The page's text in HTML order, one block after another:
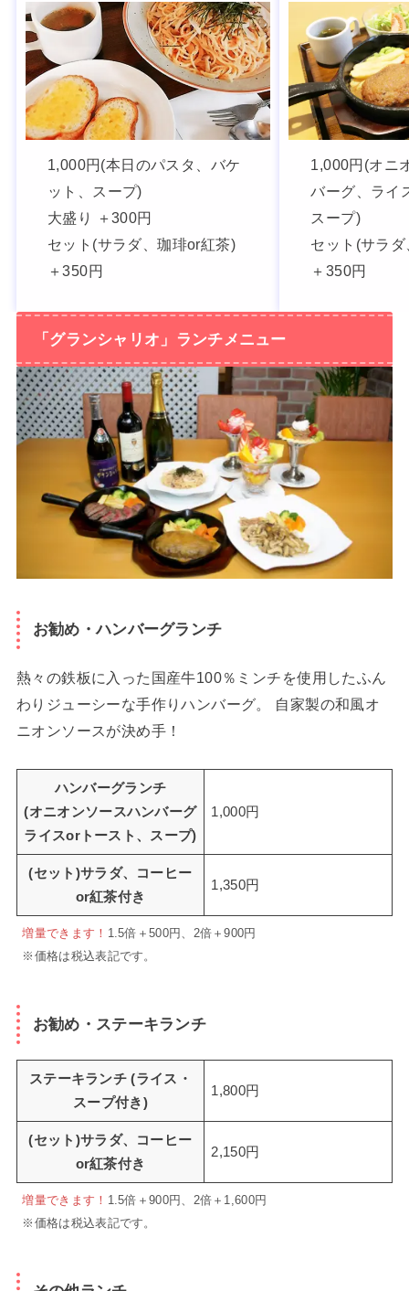
1,000円(本日のパスタ、バケ
ット、スープ)
大盛り ＋300円
セット(サラダ、珈琲or紅茶)
＋350円
1,000円(オニ
バーグ、ライ
スープ)
セット(サラ
＋350円
「グランシャリオ」ランチメニュー
お勧め・ハンバーグランチ
熱々の鉄板に入った国産牛100％ミンチを使用したふん
わりジューシーな手作りハンバーグ。 自家製の和風オ
ニオンソースが決め手！
ハンバーグランチ
(オニオンソースハンバーグ
ライスorトースト、スープ)
1,000円
(セット)サラダ、コーヒー
or紅茶付き
1,350円
増量できます！ 1.5倍＋500円、2倍＋900円
※価格は税込表記です。
お勧め・ステーキランチ
ステーキランチ (ライス・
スープ付き)
1,800円
(セット)サラダ、コーヒー
or紅茶付き
2,150円
増量できます！ 1.5倍＋900円、2倍＋1,600円
※価格は税込表記です。